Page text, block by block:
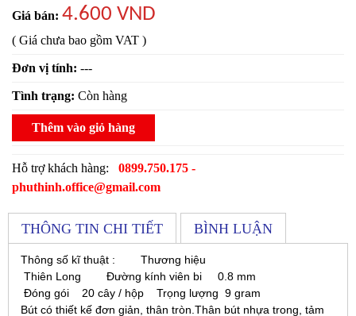
Giá bán: 4.600 VND
( Giá chưa bao gồm VAT )
Đơn vị tính: ---
Tình trạng: Còn hàng
Thêm vào giỏ hàng
Hỗ trợ khách hàng: 0899.750.175 -
phuthinh.office@gmail.com
THÔNG TIN CHI TIẾT BÌNH LUẬN
Thông số kĩ thuật : Thương hiệu
Thiên Long Đường kính viên bi 0.8 mm
Đóng gói 20 cây / hộp Trọng lượng 9 gram
Bút có thiết kế đơn giản, thân tròn.Thân bút nhựa trong, tảm